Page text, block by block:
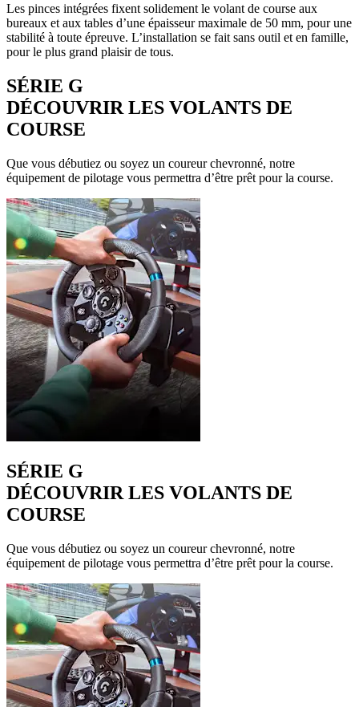
Les pinces intégrées fixent solidement le volant de course aux
bureaux et aux tables d’une épaisseur maximale de 50 mm, pour une
stabilité à toute épreuve. L’installation se fait sans outil et en famille,
pour le plus grand plaisir de tous.
SÉRIE G
DÉCOUVRIR LES VOLANTS DE
COURSE
Que vous débutiez ou soyez un coureur chevronné, notre
équipement de pilotage vous permettra d’être prêt pour la course.
SÉRIE G
DÉCOUVRIR LES VOLANTS DE
COURSE
Que vous débutiez ou soyez un coureur chevronné, notre
équipement de pilotage vous permettra d’être prêt pour la course.